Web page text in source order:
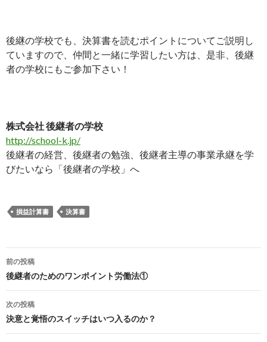
後継の学校でも、決算書を読むポイントについてご説明し
ていますので、仲間と一緒に学習したい方は、是非、後継
者の学校にもご参加下さい！
株式会社 後継者の学校
http://school-k.jp/
後継者の経営、後継者の勉強、後継者主導の事業承継を学
びたいなら「後継者の学校」へ
損益計算書 決算書
投
稿
ナ
前の投稿
後継者のためのワンポイント労働法①
次の投稿
決意と覚悟のスイッチはいつ入るのか？